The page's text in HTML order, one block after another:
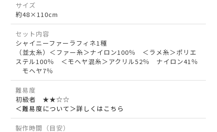
サイズ
約48×110cm
セット内容
シャイニーファーラフィネ1種
（並太糸）＜ファー糸＞ナイロン100％ ＜ラメ糸＞ポリエ
ステル100％ ＜モヘヤ混糸＞アクリル52％ ナイロン41％
モヘヤ7％
難易度
初級者 ★★☆☆
＜難易度について＞詳しくはこちら
製作時間（目安）